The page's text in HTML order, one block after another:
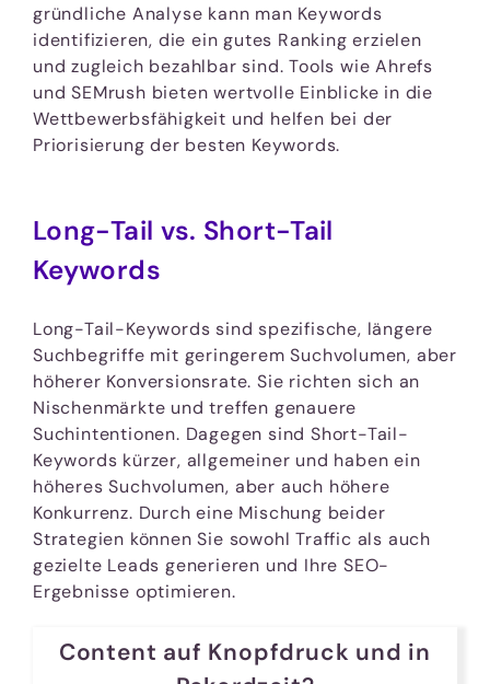
gründliche Analyse kann man Keywords
identifizieren, die ein gutes Ranking erzielen
und zugleich bezahlbar sind. Tools wie Ahrefs
und SEMrush bieten wertvolle Einblicke in die
Wettbewerbsfähigkeit und helfen bei der
Priorisierung der besten Keywords.
Long-Tail vs. Short-Tail
Keywords
Long-Tail-Keywords sind spezifische, längere
Suchbegriffe mit geringerem Suchvolumen, aber
höherer Konversionsrate. Sie richten sich an
Nischenmärkte und treffen genauere
Suchintentionen. Dagegen sind Short-Tail-
Keywords kürzer, allgemeiner und haben ein
höheres Suchvolumen, aber auch höhere
Konkurrenz. Durch eine Mischung beider
Strategien können Sie sowohl Traffic als auch
gezielte Leads generieren und Ihre SEO-
Ergebnisse optimieren.
Content auf Knopfdruck und in